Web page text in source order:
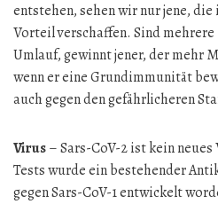
entstehen, sehen wir nur jene,
Vorteil verschaffen. Sind
Umlauf, gewinnt jener, der mehr
wenn er eine Grundimmunität
auch gegen den gefährlicheren
Virus– Sars-CoV-2 ist kein
Tests wurde ein bestehender
gegen Sars-CoV-1 entwickelt